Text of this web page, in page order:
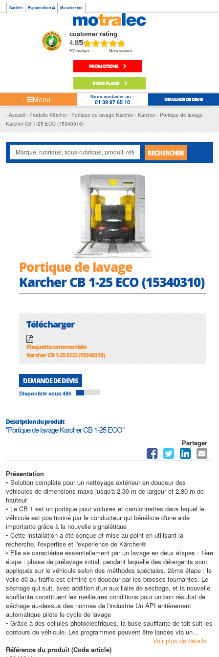
Société Espace client Ma sélection
customer rating
4.8/5
598 reviews More reviews
PROMOTIONS
BONS PLANS
Menu Nous contacter au :
01 39 97 65 10 DEMANDE DE DEVIS
Accueil Produits Kärcher Portique de lavage Kärcher Kärcher
Portique de lavage
Karcher CB 1-25 ECO (15340310)
RECHERCHER
Portique de lavage
Karcher CB 1-25 ECO (15340310)
Télécharger
Plaquette commerciale
Karcher CB 1-25 ECO (15340310)
DEMANDE DE DEVIS
Disponible sous 48h
Description du produit
"Portique de lavage Karcher CB 1-25 ECO"
Partager
Présentation
• Solution complète pour un nettoyage extérieur en douceur des
véhicules de dimensions maxs jusqu'à 2,30 m de largeur et 2,80 m de
hauteur
• Le CB 1 est un portique pour voitures et camionnettes dans lequel le
véhicule est positionné par le conducteur qui bénéficie d'une aide
importante grâce à la nouvelle signalétique
• Cette installation a été conçue et mise au point en utilisant la
recherche, l'expertise et l'expérience de Kärcher®
• Elle se caractérise essentiellement par un lavage en deux étapes : 1ère
étape : phase de prélavage initial, pendant laquelle des détergents sont
appliqués sur le véhicule selon des méthodes spéciales. 2ème étape : le
voile dû au traffic est éliminé en douceur par les brosses tournantes. Le
séchage qui suit, avec addition d'un auxiliaire de séchage, et la nouvelle
soufflante constituent les meilleures conditions pour un bon résultat de
séchage au-dessus des normes de l'industrie Un API entièrement
automatique pilote le cycle de lavage
• Grâce à des cellules photoélectriques, la buse soufflante de toit suit les
contours du véhicule. Les programmes peuvent être lancés via un
tableau de commande ou d'autres éléments de commande
• Comme on le sait très bien, l'eau et les détergents utilisés pendant le
Voir plus de détails
Référence du produit (Code article)